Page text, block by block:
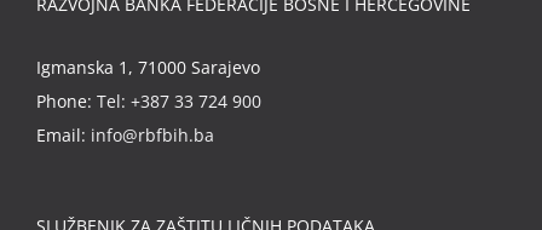
Igmanska 1, 71000 Sarajevo
Phone: Tel: +387 33 724 900
Email: info@rbfbih.ba